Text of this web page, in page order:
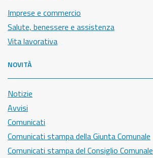
Imprese e commercio
Salute, benessere e assistenza
Vita lavorativa
NOVITÀ
Notizie
Avvisi
Comunicati
Comunicati stampa della Giunta Comunale
Comunicati stampa del Consiglio Comunale